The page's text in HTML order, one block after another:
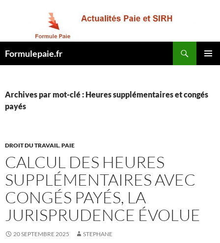
Formulepaie.fr
Archives par mot-clé : Heures supplémentaires et congés
payés
DROIT DU TRAVAIL,PAIE
CALCUL DES HEURES
SUPPLÉMENTAIRES AVEC
CONGÉS PAYÉS, LA
JURISPRUDENCE ÉVOLUE
20 SEPTEMBRE 2025 STEPHANE